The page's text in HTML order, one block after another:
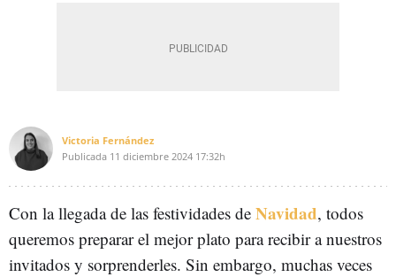
Victoria Fernández
Publicada 11 diciembre 2024 17:32h
Con la llegada de las festividades de Navidad, todos
queremos preparar el mejor plato para recibir a nuestros
invitados y sorprenderles. Sin embargo, muchas veces